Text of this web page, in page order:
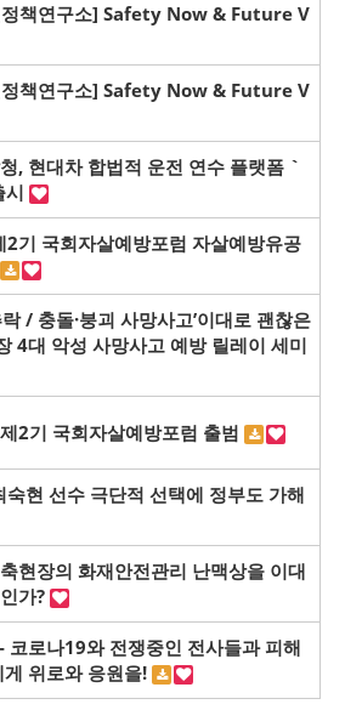
정책연구소] Safety Now & Future V
정책연구소] Safety Now & Future V
, 현대차 합법적 운전 연수 플랫폼 `
시
2기 국회자살예방포럼 자살예방유공
/ 충돌·붕괴 사망사고’이대로 괜찮은
4대 악성 사망사고 예방 릴레이 세미
2기 국회자살예방포럼 출범
현 선수 극단적 선택에 정부도 가해
현장의 화재안전관리 난맥상을 이대
가?
코로나19와 전쟁중인 전사들과 피해
위로와 응원을!